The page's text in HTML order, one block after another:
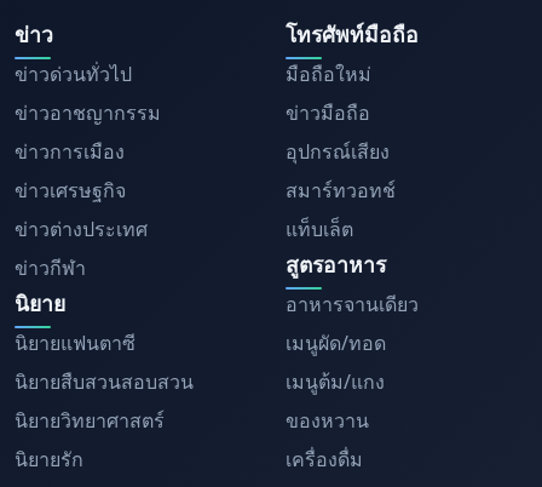
ข่าว
ข่าวด่วนทั่วไป
ข่าวอาชญากรรม
ข่าวการเมือง
ข่าวเศรษฐกิจ
ข่าวต่างประเทศ
ข่าวกีฬา
นิยาย
นิยายแฟนตาซี
นิยายสืบสวนสอบสวน
นิยายวิทยาศาสตร์
นิยายรัก
โทรศัพท์มือถือ
มือถือใหม่
ข่าวมือถือ
อุปกรณ์เสียง
สมาร์ทวอทช์
แท็บเล็ต
สูตรอาหาร
อาหารจานเดียว
เมนูผัด/ทอด
เมนูต้ม/แกง
ของหวาน
เครื่องดื่ม